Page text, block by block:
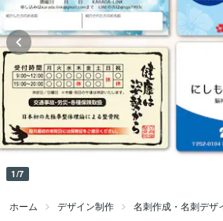
1/7
ホーム デザイン制作 名刺作成・名刺デザ